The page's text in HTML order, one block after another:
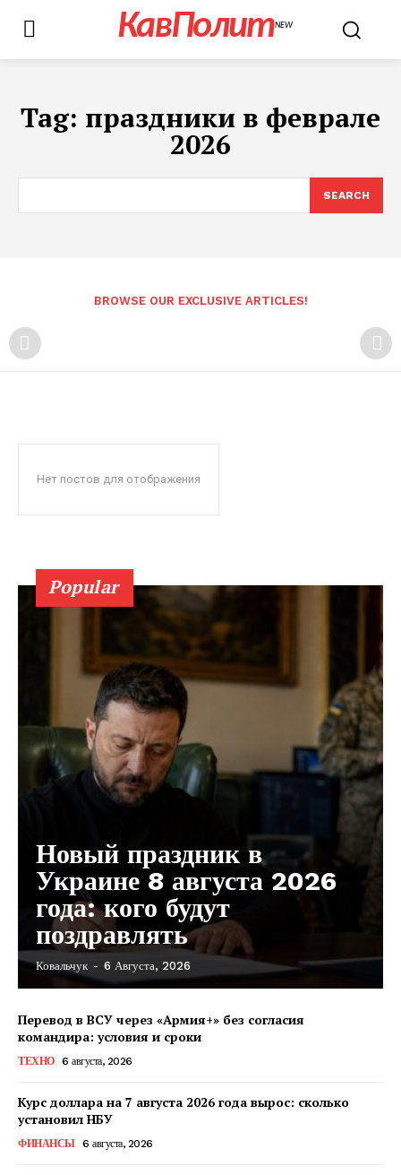
КавПолитNEW
Tag: праздники в феврале
2026
SEARCH
BROWSE OUR EXCLUSIVE ARTICLES!
Нет постов для отображения
Popular
Новый праздник в
Украине 8 августа 2026
года: кого будут
поздравлять
Ковальчук - 6 Августа, 2026
Перевод в ВСУ через «Армия+» без согласия
командира: условия и сроки
ТЕХНО 6 августа, 2026
Курс доллара на 7 августа 2026 года вырос: сколько
установил НБУ
ФИНАНСЫ 6 августа, 2026